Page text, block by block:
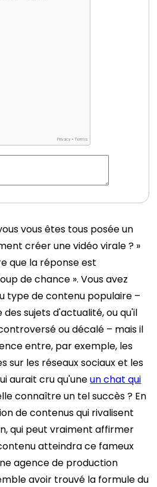
vous êtes tous posée un
créer une vidéo virale ? »
que la réponse est
de chance ». Vous avez
type de contenu populaire –
sujets d'actualité, ou qu'il
ou décalé – mais il
entre, par exemple, les
sur les réseaux sociaux et les
aurait cru qu'uneun chat qui
connaître un tel succès ? En
de contenus qui rivalisent
qui peut vraiment affirmer
atteindra ce fameux
agence de production
avoir trouvé la formule du